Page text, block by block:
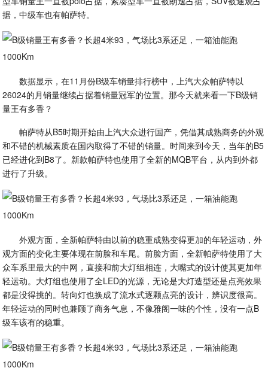
据，中级车也有帕萨特。
数据显示，在11月份B级车销量排行榜中，上汽大众帕萨特以
26024的月销量继续占据着销量冠军的位置。那今天就来看一下B级销
量王有多香？
帕萨特从B5时期开始由上汽大众进行国产，凭借其成熟商务的外观
和不错的机械素质在国内取得了不错的销量。时间来到今天，当年的B5
已经进化到B8了。新款帕萨特也使用了全新的MQB平台，从内到外都
进行了升级。
外观方面，全新帕萨特由以前的稳重成熟变得更加的年轻运动，外
观方面的变化主要体现在前脸和车尾。前脸方面，全新帕萨特使用了大
众车系里最大的中网，直接和前大灯组相连，大嘴式的设计使其更加年
轻运动。大灯组也使用了全LED的光源，无论是大灯造型还是点亮效果
都是没得挑的。转向灯也换成了流水式逐颗点亮的设计，辨识度很高。
年轻运动的同时也兼顾了商务气息，不像雅阁一味的个性，没有一点B
级车该有的稳重。